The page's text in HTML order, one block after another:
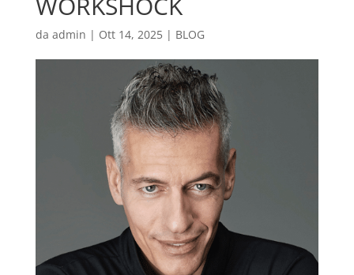
da admin | Ott 14, 2025| BLOG